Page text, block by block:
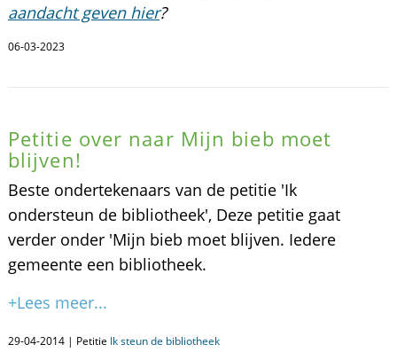
aandacht geven hier?
06-03-2023
Petitie over naar Mijn bieb moet
blijven!
Beste ondertekenaars van de petitie 'Ik
ondersteun de bibliotheek', Deze petitie gaat
verder onder 'Mijn bieb moet blijven. Iedere
gemeente een bibliotheek.
+Lees meer...
29-04-2014 | Petitie Ik steun de bibliotheek